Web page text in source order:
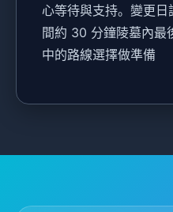
心等待與支持。變更
間約 30 分鐘陵墓內最
中的路線選擇做準備